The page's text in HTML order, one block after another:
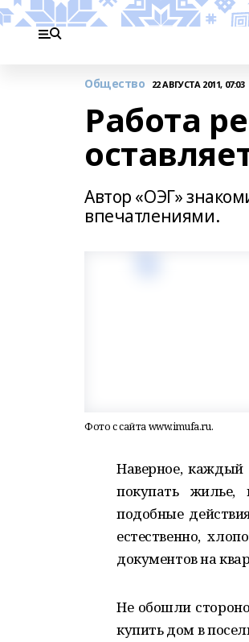
Общество 22 АВГУСТА 2011, 07:03
Работа
Автор «ОЭГ»
впечатлениями.
Фото с сайта www.imufa.ru.
Наверное, каждый
покупать жилье,
подобные
естественно,
документов на
Не обошли
купить дом в